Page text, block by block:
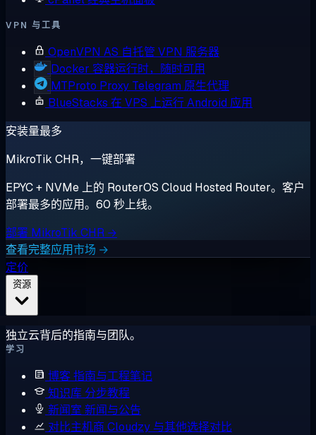
VPN 与工具
OpenVPN AS 自托管 VPN 服务器
Docker 容器运行时，随时可用
MTProto Proxy Telegram 原生代理
BlueStacks 在 VPS 上运行 Android 应用
安装量最多
MikroTik CHR，一键部署
EPYC + NVMe 上的 RouterOS Cloud Hosted Router。客户
部署最多的应用。60 秒上线。
部署 MikroTik CHR →
查看完整应用市场 →
定价
独立云背后的指南与团队。
学习
博客指南与工程笔记
知识库 分步教程
新闻室 新闻与公告
对比主机商 Cloudzy 与其他选择对比